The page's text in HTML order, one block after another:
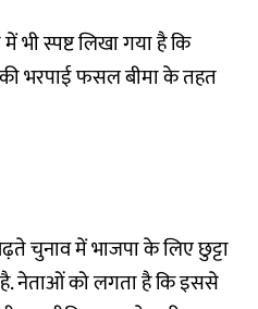
भी स्पष्ट लिखा गया है कि
भरपाई फसल बीमा के तहत
चुनाव में भाजपा के लिए छुट्टा
नेताओं को लगता है कि इससे